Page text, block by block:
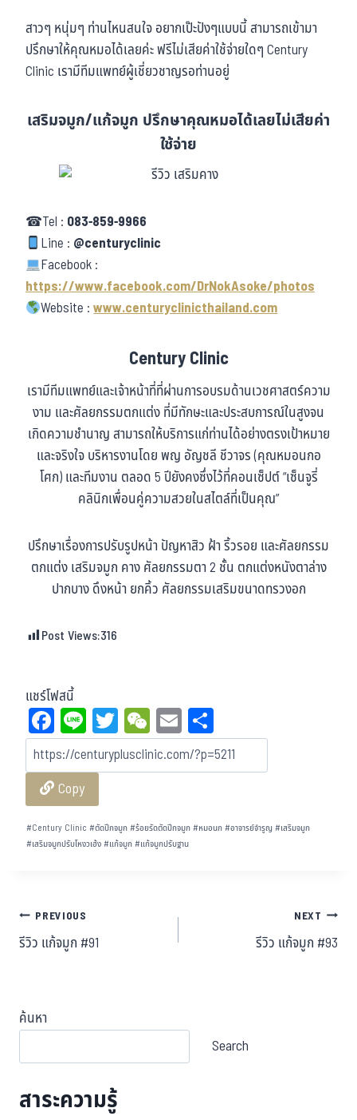
สาวๆ หนุ่มๆ ท่านไหนสนใจ อยากเป๊ะปังๆแบบนี้ สามารถเข้ามา
ปรึกษาให้คุณหมอได้เลยค่ะ ฟรีไม่เสียค่าใช้จ่ายใดๆ Century
Clinic เรามีทีมแพทย์ผู้เชี่ยวชาญรอท่านอยู่
เสริมจมูก/แก้จมูก ปรึกษาคุณหมอได้เลยไม่เสียค่า
ใช้จ่าย
☎Tel : 083-859-9966
Line : @centuryclinic
Facebook :
https://www.facebook.com/DrNokAsoke/photos
Website :www.centuryclinicthailand.com
Century Clinic
เรามีทีมแพทย์และเจ้าหน้าที่ที่ผ่านการอบรมด้านเวชศาสตร์ความ
งาม และศัลยกรรมตกแต่ง ที่มีทักษะและประสบการณ์ในสูงจน
เกิดความชำนาญ สามารถให้บริการแก่ท่านได้อย่างตรงเป้าหมาย
และจริงใจ บริหารงานโดย พญ อัญชลี ชีวาจร (คุณหมอนกอ
โศก) และทีมงาน ตลอด 5 ปียังคงซึ่งไว้ที่คอนเซ็ปต์ “เซ็นจูรี่
คลินิกเพื่อนคู่ความสวยในสไตล์ที่เป็นคุณ”
ปรึกษาเรื่องการปรับรูปหน้า ปัญหาสิว ฝ้า ริ้วรอย และศัลยกรรม
ตกแต่ง เสริมจมูก คาง ศัลยกรรมตา 2 ชั้น ตกแต่งหนังตาล่าง
ปากบาง ดึงหน้า ยกคิ้ว ศัลยกรรมเสริมขนาดทรวงอก
Post Views:316
แชร์โฟสนี้
Fa
ce
bo
ok
Li
ne
T
wi
tt
W
eC
ha
E
m
ail
ar
e
Copy
#Century Clinic #ตัดปีกจมูก#ร้อยรัดตัดปีกจมูก#หมอนก#อาจารย์จำรูญ #เสริมจมูก
#เสริมจมูกปรับโหงวเฮ้ง#แก้จมูก#แก้จมูกปรับฐาน
PREVIOUS
รีวิว แก้จมูก #91
NEXT
รีวิว แก้จมูก #93
ค้นหา
Search
สาระความรู้